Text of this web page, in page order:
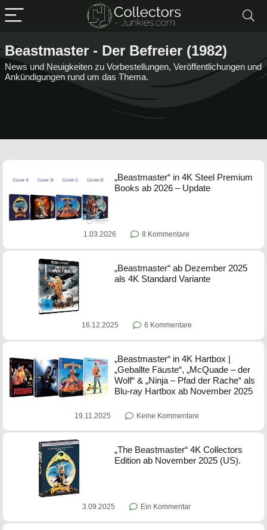
Beastmaster - Der Befreier (1982)
News und Neuigkeiten zu Vorbestellungen, Veröffentlichungen und
Ankündigungen rund um das Thema.
„Beastmaster“ in 4K Steel Premium
Books ab 2026 – Update
1.03.2026 8 Kommentare
„Beastmaster“ ab Dezember 2025
als 4K Standard Variante
16.12.2025 6 Kommentare
„Beastmaster“ in 4K Hartbox |
„Geballte Fäuste“, „McQuade – der
Wolf“ & „Ninja – Pfad der Rache“ als
Blu-ray Hartbox ab November 2025
19.11.2025 Keine Kommentare
„The Beastmaster“ 4K Collectors
Edition ab November 2025 (US).
3.09.2025 Ein Kommentar